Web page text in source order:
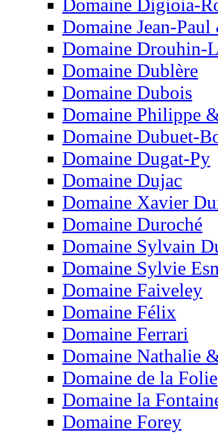
Domaine Digioia-
Domaine Jean-
Domaine Drouhin-
Domaine Dublère
Domaine Dubois
Domaine Philippe
Domaine Dubuet-
Domaine Dugat-Py
Domaine Dujac
Domaine Xavier
Domaine Duroché
Domaine Sylvain
Domaine Sylvie
Domaine Faiveley
Domaine Félix
Domaine Ferrari
Domaine Nathalie
Domaine de la Folie
Domaine la
Domaine Forey